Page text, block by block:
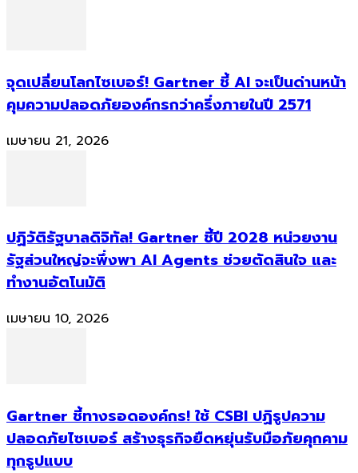
จุดเปลี่ยนโลกไซเบอร์! Gartner ชี้ AI จะเป็นด่านหน้า
คุมความปลอดภัยองค์กรกว่าครึ่งภายในปี 2571
เมษายน 21, 2026
ปฏิวัติรัฐบาลดิจิทัล! Gartner ชี้ปี 2028 หน่วยงาน
รัฐส่วนใหญ่จะพึ่งพา AI Agents ช่วยตัดสินใจ และ
ทำงานอัตโนมัติ
เมษายน 10, 2026
Gartner ชี้ทางรอดองค์กร! ใช้ CSBI ปฏิรูปความ
ปลอดภัยไซเบอร์ สร้างธุรกิจยืดหยุ่นรับมือภัยคุกคาม
ทุกรูปแบบ